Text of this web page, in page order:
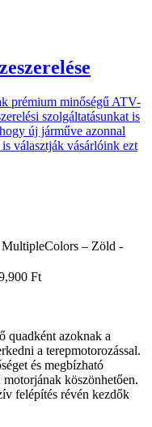
prémium minőségű ATV-
szolgáltatásunkat is
új járműve azonnal
választják vásárlóink ezt
– Zöld -
Ft
quadként azoknak a
a terepmotorozással.
és megbízható
köszönhetően.
felépítés révén kezdők